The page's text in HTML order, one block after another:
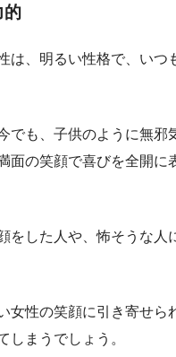
的
は、明るい性格で、いつ
でも、子供のように無邪
面の笑顔で喜びを全開に
をした人や、怖そうな人
女性の笑顔に引き寄せら
しまうでしょう。